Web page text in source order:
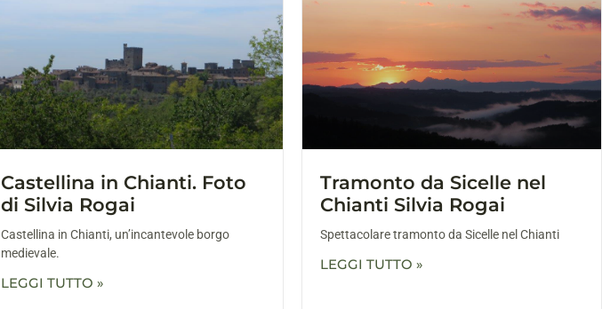
Castellina in Chianti. Foto
di Silvia Rogai
Castellina in Chianti, un’incantevole borgo
medievale.
LEGGI TUTTO »
Tramonto da Sicelle nel
Chianti Silvia Rogai
Spettacolare tramonto da Sicelle nel Chianti
LEGGI TUTTO »